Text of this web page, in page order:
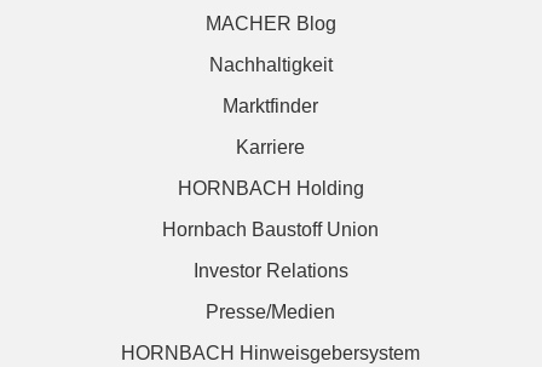
MACHER Blog
Nachhaltigkeit
Marktfinder
Karriere
HORNBACH Holding
Hornbach Baustoff Union
Investor Relations
Presse/Medien
HORNBACH Hinweisgebersystem